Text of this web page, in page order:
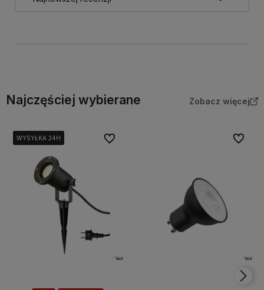
Najczęściej wybierane Zobacz więcej
WYSYŁKA 24H
WYSYŁKA 24H
WYSYŁKA 24H Do ulubionych Do